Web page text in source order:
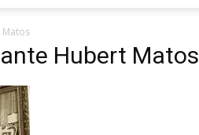
Hubert Matos